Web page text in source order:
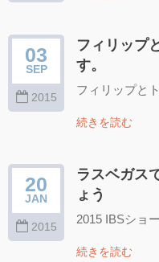
03
SEP
2015
フィリップ
す。
フィリップと
続きを読む
20
JAN
2015
ラスベガス
ょう
2015 IBSショー
続きを読む